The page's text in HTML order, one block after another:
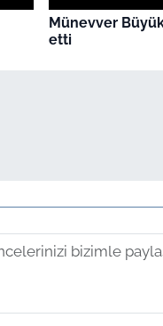
Münevver
etti